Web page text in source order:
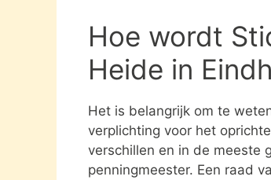
Hoe wordt
Heide in
Het is belangrijk om te
verplichting voor het
verschillen en in de meeste
penningmeester. Een raad